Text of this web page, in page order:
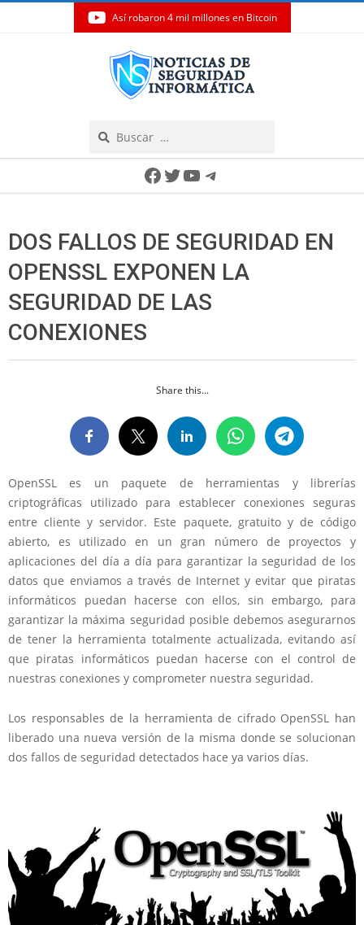
Así robaron 4 mil millones en Bitcoin
Facebook
Twitter
YouTube
Telegram
DOS FALLOS DE SEGURIDAD EN
OPENSSL EXPONEN LA
SEGURIDAD DE LAS
CONEXIONES
Share this...
OpenSSL es un paquete de herramientas y librerías
criptográficas utilizado para establecer conexiones seguras
entre cliente y servidor. Este paquete, gratuito y de código
abierto, es utilizado en un gran número de proyectos y
aplicaciones del día a día para garantizar la seguridad de los
datos que enviamos a través de Internet y evitar que piratas
informáticos puedan hacerse con ellos, sin embargo, para
garantizar la máxima seguridad posible debemos asegurarnos
de tener la herramienta totalmente actualizada, evitando así
que piratas informáticos puedan hacerse con el control de
nuestras conexiones y comprometer nuestra seguridad.
Los responsables de la herramienta de cifrado OpenSSL han
liberado una nueva versión de la misma donde se solucionan
dos fallos de seguridad detectados hace ya varios días.